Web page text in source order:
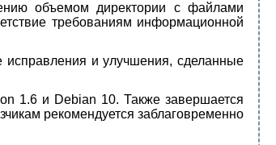
объемом директории с файлами
требованиям информационной
и улучшения, сделанные
1.6 и Debian 10. Также завершается
рекомендуется заблаговременно